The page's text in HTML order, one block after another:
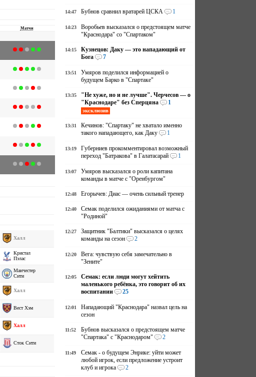
Матчи
Халл
Кристал
Пэлас
Манчестер
Сити
Халл
Вест Хэм
Халл
Сток Сити
14:47 Бубнов сравнил вратарей ЦСКА 1
14:23
Воробьев высказался о предстоящем матче
"Краснодара" со "Спартаком"
14:15
Кузнецов: Даку — это нападающий от
Бога
7
13:51
Умяров поделился информацией о
будущем Барко в "Спартаке"
13:35
"Не хуже, но и не лучше". Черчесов — о
"Краснодаре" без Сперцяна
1
эксклюзив
13:31
Кечинов: "Спартаку" не хватало именно
такого нападающего, как Даку
1
13:19
Губерниев прокомментировал возможный
переход "Батракова" в Галатасарай
1
13:07
Умяров высказался о роли капитана
команды в матче с "Оренбургом"
12:48 Егорычев: Диас — очень сильный тренер
12:40
Семак поделился ожиданиями от матча с
"Родиной"
12:27
Защитник "Балтики" высказался о целях
команды на сезон
2
12:20
Вега: чувствую себя замечательно в
"Зените"
12:05
Семак: если люди могут хейтить
маленького ребёнка, это говорит об их
воспитании
25
12:01
Нападающий "Краснодара" назвал цель на
сезон
11:52
Бубнов высказался о предстоящем матче
"Спартака" с "Краснодаром"
2
11:49
Семак - о будущем Энрике: уйти может
любой игрок, если предложение устроит
клуб и игрока
2